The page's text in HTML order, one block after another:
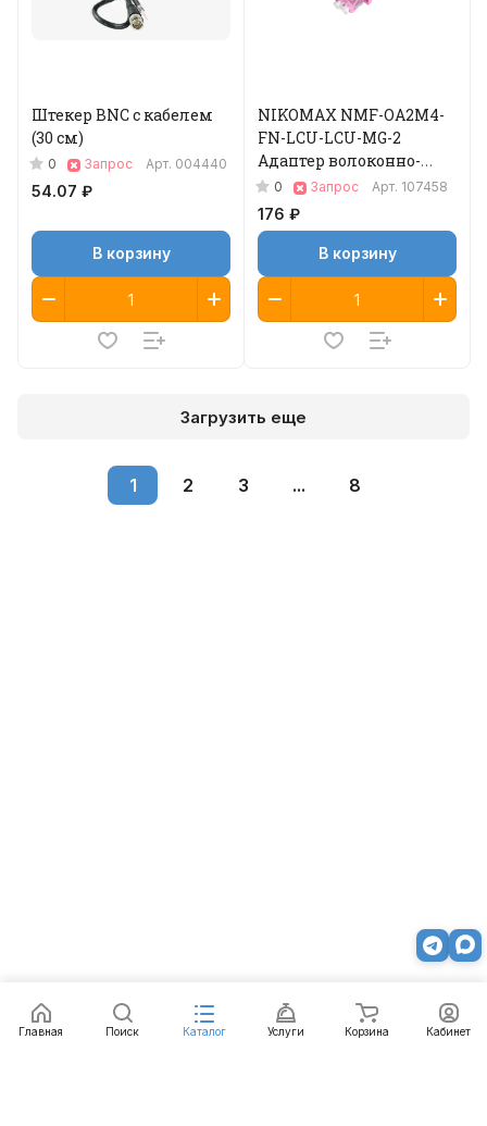
Штекер BNC c кабелем
(30 см)
0 Запрос Арт. 004440
54.07 ₽
В корзину
NIKOMAX NMF-OA2M4-
FN-LCU-LCU-MG-2
Адаптер волоконно-
оптический
0 Запрос Арт. 107458
176 ₽
В корзину
Загрузить еще
1 2 3 ... 8
Главная Поиск Каталог Услуги Корзина Кабинет